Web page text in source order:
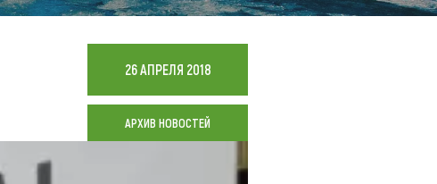
Сельские усадьбы
Мотели, придорожные отели
Коллекция впечатлений
Блог путешественника
26 АПРЕЛЯ 2018
АРХИВ НОВОСТЕЙ